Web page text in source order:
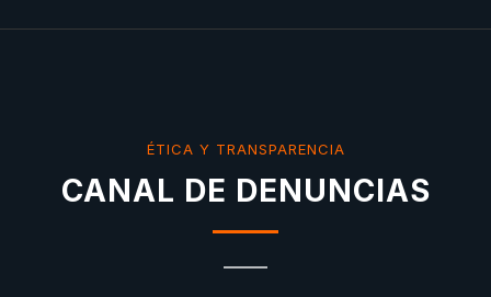
ÉTICA Y TRANSPARENCIA
CANAL DE DENUNCIAS